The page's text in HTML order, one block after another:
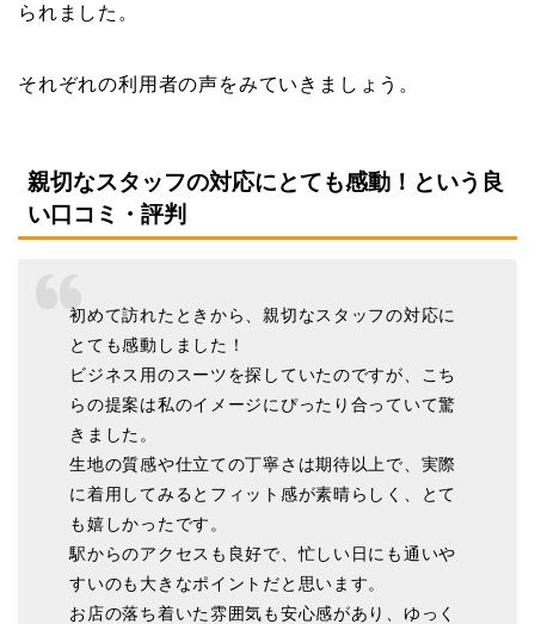
られました。
それぞれの利用者の声をみていきましょう。
親切なスタッフの対応にとても感動！という良
い口コミ・評判
初めて訪れたときから、親切なスタッフの対応に
とても感動しました！
ビジネス用のスーツを探していたのですが、こち
らの提案は私のイメージにぴったり合っていて驚
きました。
生地の質感や仕立ての丁寧さは期待以上で、実際
に着用してみるとフィット感が素晴らしく、とて
も嬉しかったです。
駅からのアクセスも良好で、忙しい日にも通いや
すいのも大きなポイントだと思います。
お店の落ち着いた雰囲気も安心感があり、ゆっく